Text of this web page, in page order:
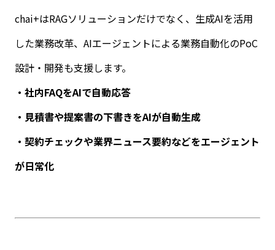
chai+はRAGソリューションだけでなく、生成AIを活用
した業務改革、 AIエージェントによる業務自動化のPoC
設計・開発も支援します。
・社内FAQをAIで自動応答
・見積書や提案書の下書きをAIが自動生成
・契約チェックや業界ニュース要約などをエージェント
が日常化